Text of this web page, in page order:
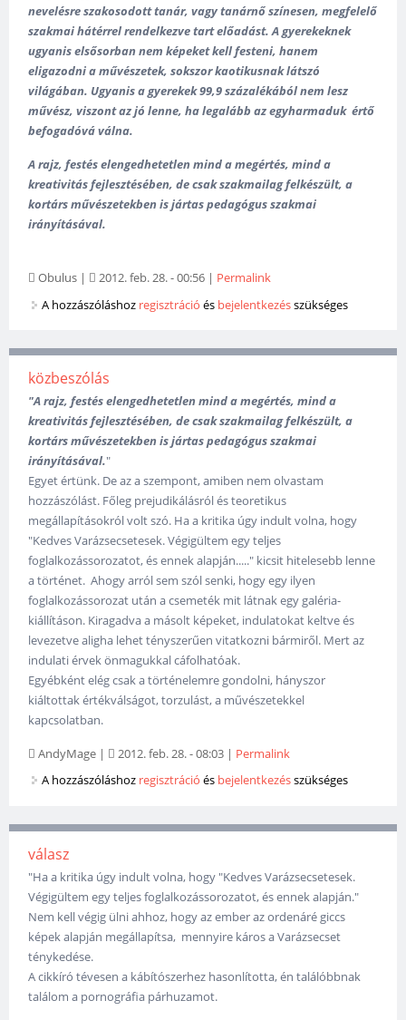
nevelésre szakosodott tanár, vagy tanárnő színesen, megfelelő
szakmai hátérrel rendelkezve tart előadást. A gyerekeknek
ugyanis elsősorban nem képeket kell festeni, hanem
eligazodni a művészetek, sokszor kaotikusnak látszó
világában. Ugyanis a gyerekek 99,9 százalékából nem lesz
művész, viszont az jó lenne, ha legalább az egyharmaduk értő
befogadóvá válna.
A rajz, festés elengedhetetlen mind a megértés, mind a
kreativitás fejlesztésében, de csak szakmailag felkészült, a
kortárs művészetekben is jártas pedagógus szakmai
irányításával.
Obulus | 2012. feb. 28. - 00:56 | Permalink
A hozzászóláshoz regisztráció és bejelentkezésszükséges
közbeszólás
"A rajz, festés elengedhetetlen mind a megértés, mind a
kreativitás fejlesztésében, de csak szakmailag felkészült, a
kortárs művészetekben is jártas pedagógus szakmai
irányításával."
Egyet értünk. De az a szempont, amiben nem olvastam
hozzászólást. Főleg prejudikálásról és teoretikus
megállapításokról volt szó. Ha a kritika úgy indult volna, hogy
"Kedves Varázsecsetesek. Végigültem egy teljes
foglalkozássorozatot, és ennek alapján....." kicsit hitelesebb lenne
a történet. Ahogy arról sem szól senki, hogy egy ilyen
foglalkozássorozat után a csemeték mit látnak egy galéria-
kiállításon. Kiragadva a másolt képeket, indulatokat keltve és
levezetve aligha lehet tényszerűen vitatkozni bármiről. Mert az
indulati érvek önmagukkal cáfolhatóak.
Egyébként elég csak a történelemre gondolni, hányszor
kiáltottak értékválságot, torzulást, a művészetekkel
kapcsolatban.
AndyMage | 2012. feb. 28. - 08:03 | Permalink
A hozzászóláshoz regisztráció és bejelentkezésszükséges
válasz
"Ha a kritika úgy indult volna, hogy "Kedves Varázsecsetesek.
Végigültem egy teljes foglalkozássorozatot, és ennek alapján."
Nem kell végig ülni ahhoz, hogy az ember az ordenáré giccs
képek alapján megállapítsa, mennyire káros a Varázsecset
ténykedése.
A cikkíró tévesen a kábítószerhez hasonlította, én találóbbnak
találom a pornográfia párhuzamot.